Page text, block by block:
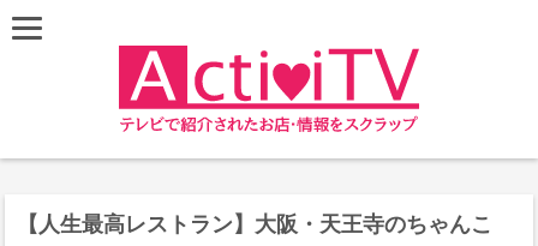
【人生最高レストラン】大阪・天王寺のちゃんこ